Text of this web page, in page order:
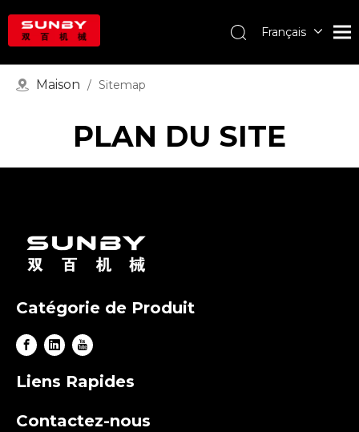
Français
العربية
Maison / Sitemap
PLAN DU SITE
Catégorie de Produit
Liens Rapides
Contactez-nous